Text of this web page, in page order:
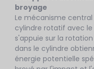
broyage
Le mécanisme
cylindre rotatif avec
s'appuie sur la
dans le cylindre
énergie potentielle